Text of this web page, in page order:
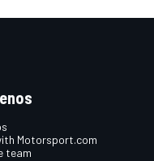
Motorsport.com
team